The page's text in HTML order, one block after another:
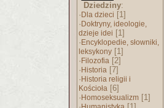
Dziedziny:
· Dla dzieci [1]
· Doktryny, ideologie,
dzieje idei [1]
· Encyklopedie, słowniki,
leksykony [1]
· Filozofia [2]
· Historia [7]
· Historia religii i
Kościoła [6]
· Homoseksualizm [1]